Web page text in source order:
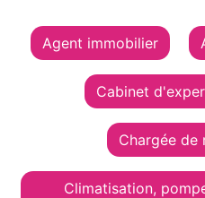
Agent immobilier
Cabinet
Chargée de
Climatisation,